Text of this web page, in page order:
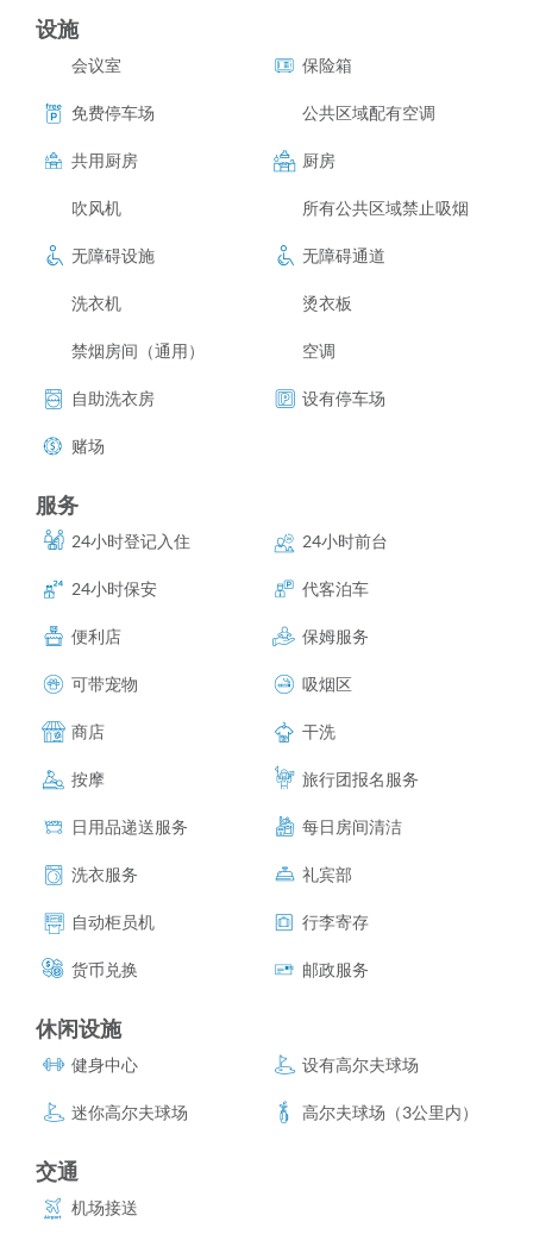
设施
会议室 保险箱
免费停车场 公共区域配有空调
共用厨房 厨房
吹风机 所有公共区域禁止吸烟
无障碍设施 无障碍通道
洗衣机 烫衣板
禁烟房间（通用） 空调
自助洗衣房 设有停车场
赌场
服务
24小时登记入住 24小时前台
24小时保安 代客泊车
便利店 保姆服务
可带宠物 吸烟区
商店 干洗
按摩 旅行团报名服务
日用品递送服务 每日房间清洁
洗衣服务 礼宾部
自动柜员机 行李寄存
货币兑换 邮政服务
休闲设施
健身中心 设有高尔夫球场
迷你高尔夫球场 高尔夫球场（3公里内）
交通
机场接送